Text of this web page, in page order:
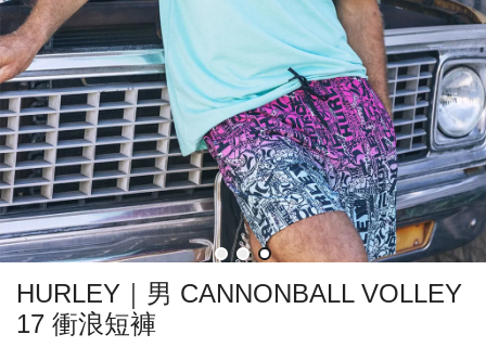
HURLEY｜男 CANNONBALL VOLLEY
17 衝浪短褲